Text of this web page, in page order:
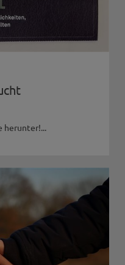
herunter!...